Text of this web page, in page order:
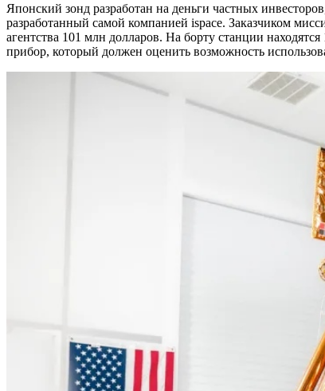
Японский зонд разработан на деньги частных
разработанный самой компанией ispace. Заказчиком
агентства 101 млн долларов. На борту станции
прибор, который должен оценить возможность